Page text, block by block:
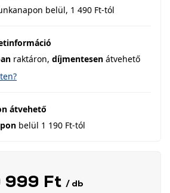
belül, 1 490 Ft-tól
raktáron, díjmentesen átvehető
átvehető
belül 1 190 Ft-tól
999 Ft / db